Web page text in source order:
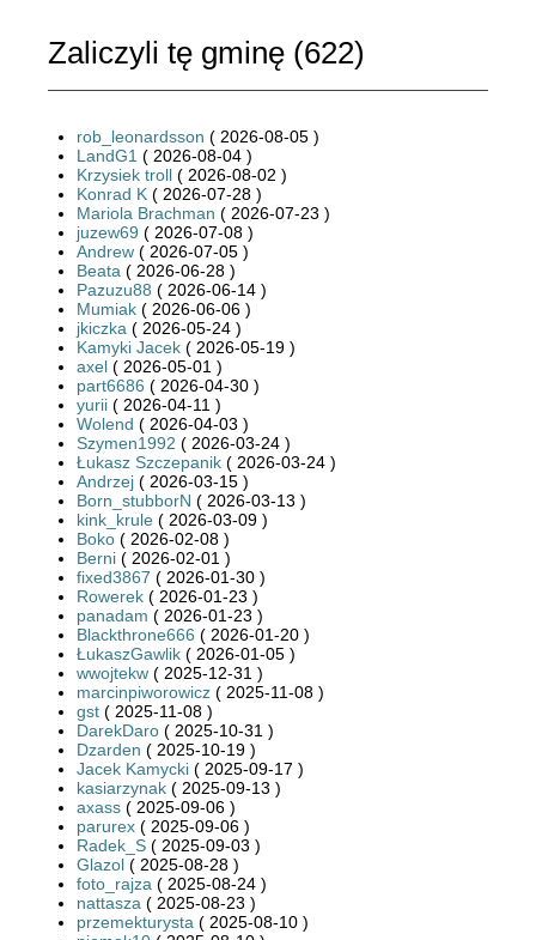
Zaliczyli tę gminę (622)
rob_leonardsson ( 2026-08-05 )
LandG1 ( 2026-08-04 )
Krzysiek troll ( 2026-08-02 )
Konrad K ( 2026-07-28 )
Mariola Brachman ( 2026-07-23 )
juzew69 ( 2026-07-08 )
Andrew ( 2026-07-05 )
Beata ( 2026-06-28 )
Pazuzu88 ( 2026-06-14 )
Mumiak ( 2026-06-06 )
jkiczka ( 2026-05-24 )
Kamyki Jacek ( 2026-05-19 )
axel ( 2026-05-01 )
part6686 ( 2026-04-30 )
yurii ( 2026-04-11 )
Wolend ( 2026-04-03 )
Szymen1992 ( 2026-03-24 )
Łukasz Szczepanik ( 2026-03-24 )
Andrzej ( 2026-03-15 )
Born_stubborN ( 2026-03-13 )
kink_krule ( 2026-03-09 )
Boko ( 2026-02-08 )
Berni ( 2026-02-01 )
fixed3867 ( 2026-01-30 )
Rowerek ( 2026-01-23 )
panadam ( 2026-01-23 )
Blackthrone666 ( 2026-01-20 )
ŁukaszGawlik ( 2026-01-05 )
wwojtekw ( 2025-12-31 )
marcinpiworowicz ( 2025-11-08 )
gst ( 2025-11-08 )
DarekDaro ( 2025-10-31 )
Dzarden ( 2025-10-19 )
Jacek Kamycki ( 2025-09-17 )
kasiarzynak ( 2025-09-13 )
axass ( 2025-09-06 )
parurex ( 2025-09-06 )
Radek_S ( 2025-09-03 )
Glazol ( 2025-08-28 )
foto_rajza ( 2025-08-24 )
nattasza ( 2025-08-23 )
przemekturysta ( 2025-08-10 )